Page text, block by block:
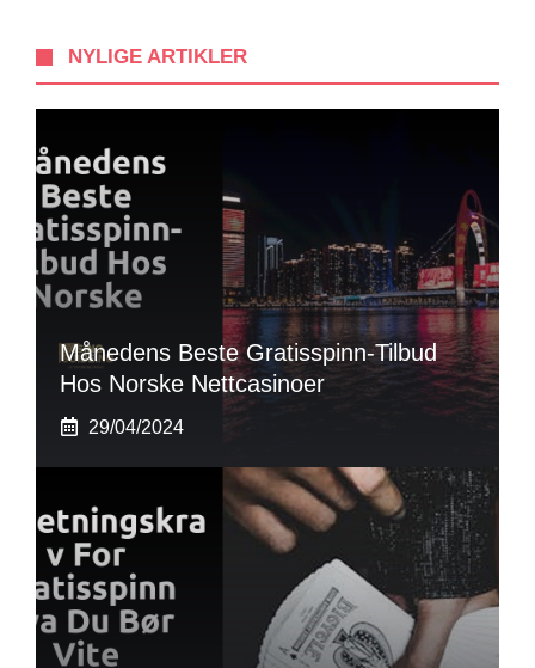
NYLIGE ARTIKLER
Månedens Beste Gratisspinn-Tilbud
Hos Norske Nettcasinoer
29/04/2024